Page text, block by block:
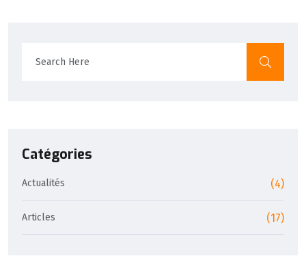
Catégories
Actualités (4)
Articles (17)